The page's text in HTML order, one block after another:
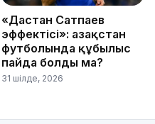
«Дастан Сатпаев
эффектісі»: Қазақстан
футболында құбылыс
пайда болды ма?
31 шілде, 2026